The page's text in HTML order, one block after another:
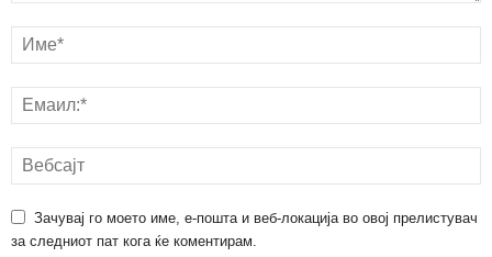
Зачувај го моето име, е-пошта и веб-локација во овој прелистувач
за следниот пат кога ќе коментирам.